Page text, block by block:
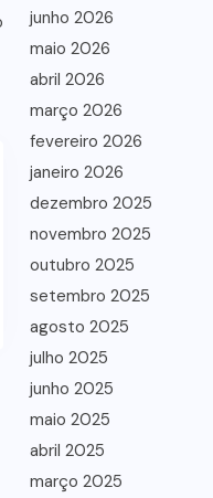
junho 2026
maio 2026
abril 2026
março 2026
fevereiro 2026
janeiro 2026
dezembro 2025
novembro 2025
outubro 2025
setembro 2025
agosto 2025
julho 2025
junho 2025
maio 2025
abril 2025
março 2025